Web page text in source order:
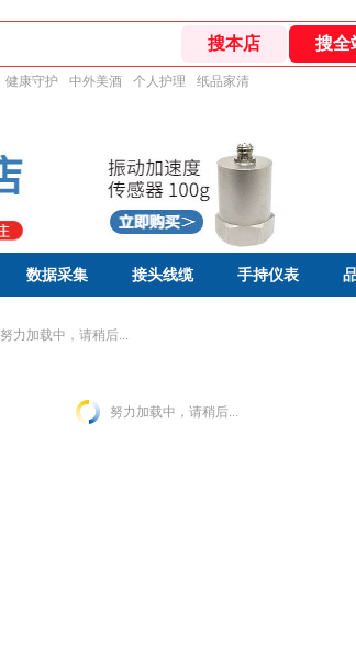
健康守护 中外美酒 个人护理 纸品家清
数据采集 接头线缆 手持仪表
努力加载中，请稍后...
努力加载中，请稍后...